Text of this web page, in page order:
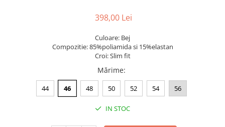
398,00 Lei
Culoare: Bej
Compozitie: 85%poliamida si 15%elastan
Croi: Slim fit
Mărime:
44 46 48 50 52 54 56
IN STOC